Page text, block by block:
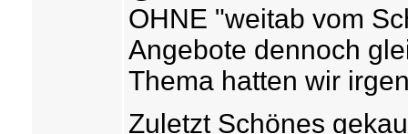
OHNE "weitab vom
Angebote dennoch
Thema hatten wir
Zuletzt Schönes